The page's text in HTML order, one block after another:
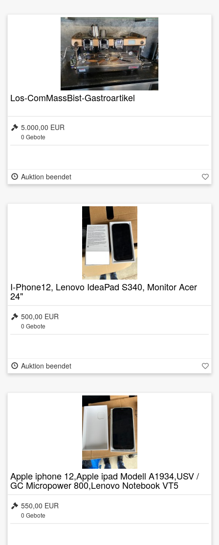
Los-ComMassBist-Gastroartikel
5.000,00 EUR
0 Gebote
Auktion beendet
I-Phone12, Lenovo IdeaPad S340, Monitor Acer
24"
500,00 EUR
0 Gebote
Auktion beendet
Apple iphone 12,Apple ipad Modell A1934,USV /
GC Micropower 800,Lenovo Notebook VT5
G2,Fritz Box 7590 WM,Samsung Monitor
27",Brother Multifunktionsgerät DCP-L3550CDW
550,00 EUR
0 Gebote